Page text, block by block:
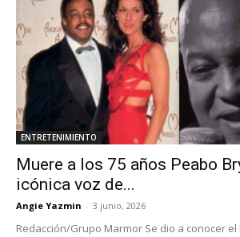
ENTRETENIMIENTO
Muere a los 75 años Peabo
icónica voz de...
Angie Yazmin - 3 junio, 2026
Redacción/Grupo Marmor Se dio a conocer